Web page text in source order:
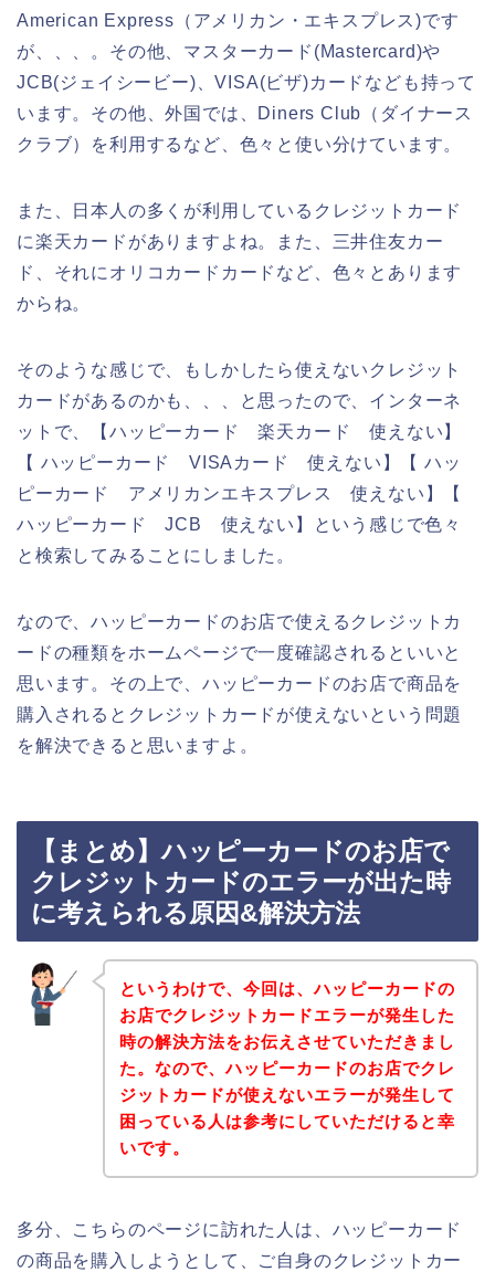
American Express（アメリカン・エキスプレス)です
が、、、。その他、マスターカード(Mastercard)や
JCB(ジェイシービー)、VISA(ビザ)カードなども持って
います。その他、外国では、Diners Club（ダイナース
クラブ）を利用するなど、色々と使い分けています。
また、日本人の多くが利用しているクレジットカード
に楽天カードがありますよね。また、三井住友カー
ド、それにオリコカードカードなど、色々とあります
からね。
そのような感じで、もしかしたら使えないクレジット
カードがあるのかも、、、と思ったので、インターネ
ットで、【ハッピーカード 楽天カード 使えない】
【 ハッピーカード VISAカード 使えない】【 ハッ
ピーカード アメリカンエキスプレス 使えない】【
ハッピーカード JCB 使えない】という感じで色々
と検索してみることにしました。
なので、ハッピーカードのお店で使えるクレジットカ
ードの種類をホームページで一度確認されるといいと
思います。その上で、ハッピーカードのお店で商品を
購入されるとクレジットカードが使えないという問題
を解決できると思いますよ。
【まとめ】ハッピーカードのお店で
クレジットカードのエラーが出た時
に考えられる原因&解決方法
というわけで、今回は、ハッピーカードの
お店でクレジットカードエラーが発生した
時の解決方法をお伝えさせていただきまし
た。なので、ハッピーカードのお店でクレ
ジットカードが使えないエラーが発生して
困っている人は参考にしていただけると幸
いです。
多分、こちらのページに訪れた人は、ハッピーカード
の商品を購入しようとして、ご自身のクレジットカー